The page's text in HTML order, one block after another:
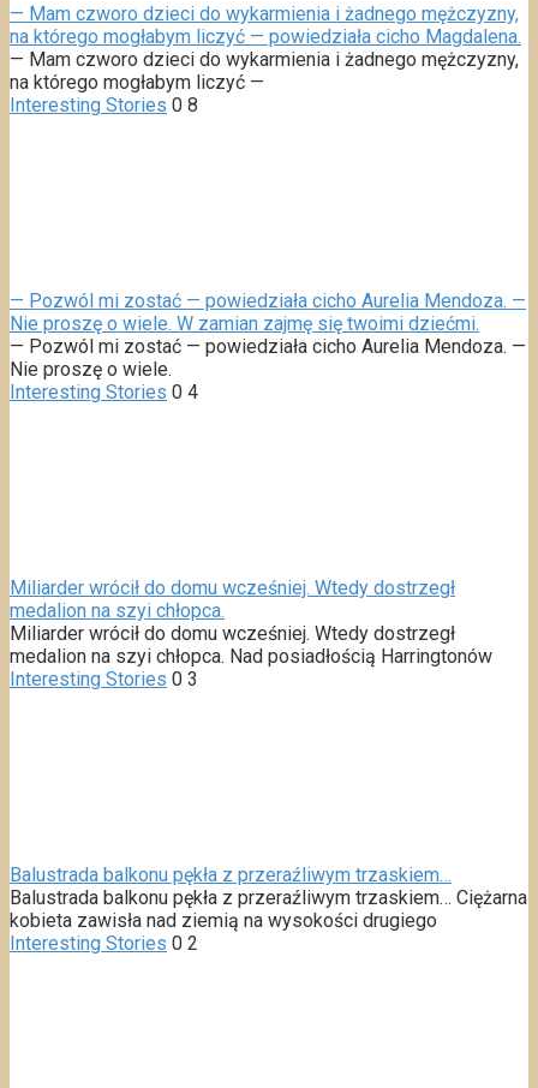
— Mam czworo dzieci do wykarmienia i żadnego mężczyzny,
na którego mogłabym liczyć — powiedziała cicho Magdalena.
— Mam czworo dzieci do wykarmienia i żadnego mężczyzny,
na którego mogłabym liczyć —
Interesting Stories 0 8
— Pozwól mi zostać — powiedziała cicho Aurelia Mendoza. —
Nie proszę o wiele. W zamian zajmę się twoimi dziećmi.
— Pozwól mi zostać — powiedziała cicho Aurelia Mendoza. —
Nie proszę o wiele.
Interesting Stories 0 4
Miliarder wrócił do domu wcześniej. Wtedy dostrzegł
medalion na szyi chłopca.
Miliarder wrócił do domu wcześniej. Wtedy dostrzegł
medalion na szyi chłopca. Nad posiadłością Harringtonów
Interesting Stories 0 3
Balustrada balkonu pękła z przeraźliwym trzaskiem…
Balustrada balkonu pękła z przeraźliwym trzaskiem… Ciężarna
kobieta zawisła nad ziemią na wysokości drugiego
Interesting Stories 0 2